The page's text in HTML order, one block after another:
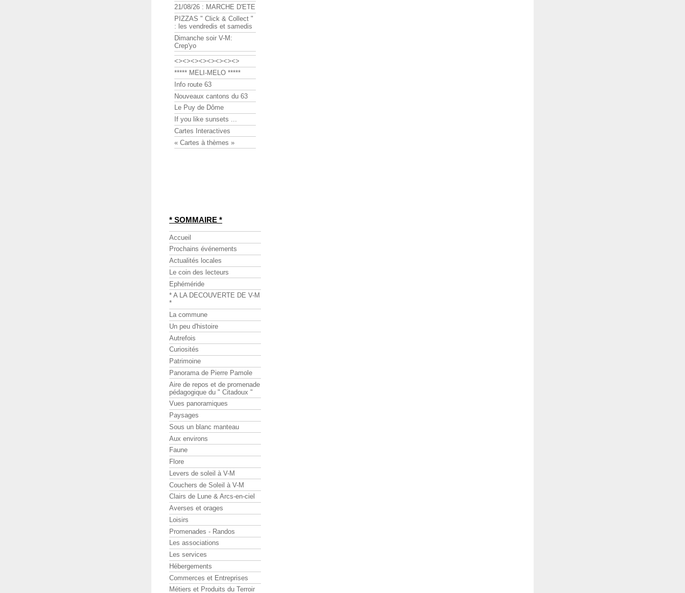
21/08/26 : MARCHE D'ETE
PIZZAS " Click & Collect "
: les vendredis et samedis
Dimanche soir V-M:
Crep'yo
<><><><><><><><>
***** MELI-MELO *****
Info route 63
Nouveaux cantons du 63
Le Puy de Dôme
If you like sunsets ...
Cartes Interactives
« Cartes à thèmes »
* SOMMAIRE *
Accueil
Prochains événements
Actualités locales
Le coin des lecteurs
Ephéméride
* A LA DECOUVERTE DE V-M
*
La commune
Un peu d'histoire
Autrefois
Curiosités
Patrimoine
Panorama de Pierre Pamole
Aire de repos et de promenade
pédagogique du " Citadoux "
Vues panoramiques
Paysages
Sous un blanc manteau
Aux environs
Faune
Flore
Levers de soleil à V-M
Couchers de Soleil à V-M
Clairs de Lune & Arcs-en-ciel
Averses et orages
Loisirs
Promenades - Randos
Les associations
Les services
Hébergements
Commerces et Entreprises
Métiers et Produits du Terroir